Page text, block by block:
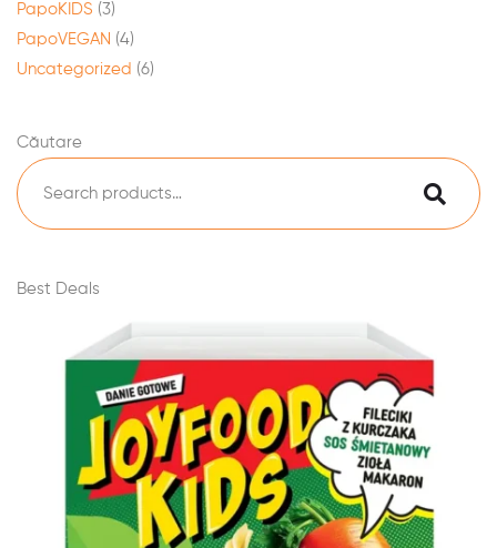
PapoKIDS (3)
PapoVEGAN (4)
Uncategorized (6)
Căutare
Best Deals